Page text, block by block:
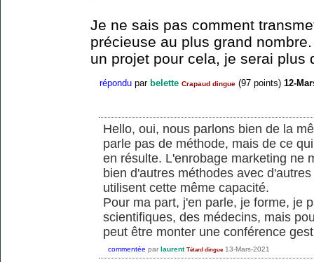
Je ne sais pas comment
précieuse au plus grand
un projet pour cela, je serai plus
répondu par belette Crapaud dingue (97 points) 12-
Hello, oui, nous parlons bien de la
parle pas de méthode, mais de ce
en résulte. L'enrobage marketing ne
bien d'autres méthodes avec
utilisent cette même capacité.
Pour ma part, j'en parle, je forme, je
scientifiques, des médecins, mais
peut être monter une conférence
commentée par laurent Tétard dingue 13-Mars-2021